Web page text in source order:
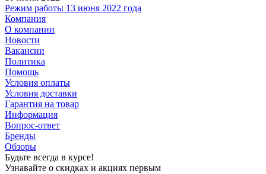
Режим работы 13 июня 2022 года
Компания
О компании
Новости
Вакансии
Политика
Помощь
Условия оплаты
Условия доставки
Гарантия на товар
Информация
Вопрос-ответ
Бренды
Обзоры
Будьте всегда в курсе!
Узнавайте о скидках и акциях первым